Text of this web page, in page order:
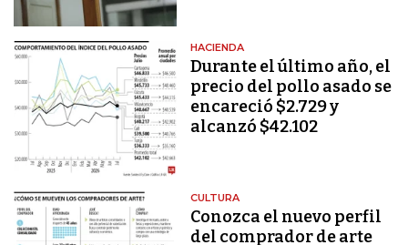
HACIENDA
Durante el último año, el
precio del pollo asado se
encareció $2.729 y
alcanzó $42.102
CULTURA
Conozca el nuevo perfil
del comprador de arte